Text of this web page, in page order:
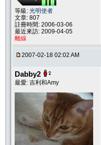
等級: 光明使者
文章: 807
註冊時間: 2006-03-06
最近來訪: 2009-04-05
離線
2007-02-18 02:02 AM
Dabby2
最愛: 吉利和Amy